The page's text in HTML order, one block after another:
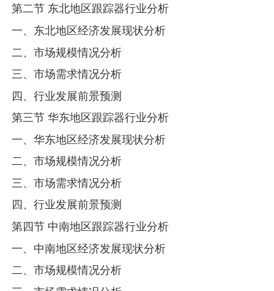
第二节 东北地区跟踪器行业分析
一、东北地区经济发展现状分析
二、市场规模情况分析
三、市场需求情况分析
四、行业发展前景预测
第三节 华东地区跟踪器行业分析
一、华东地区经济发展现状分析
二、市场规模情况分析
三、市场需求情况分析
四、行业发展前景预测
第四节 中南地区跟踪器行业分析
一、中南地区经济发展现状分析
二、市场规模情况分析